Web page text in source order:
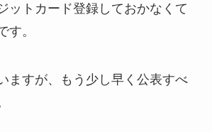
ットカード登録しておかなくて
す。
ますが、もう少し早く公表すべ